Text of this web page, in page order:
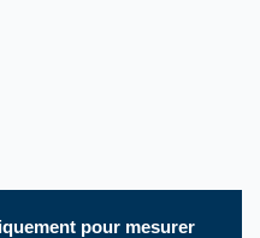
pour mesurer